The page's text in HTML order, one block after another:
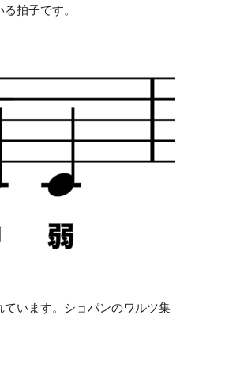
拍子です。
ています。ショパンのワルツ集